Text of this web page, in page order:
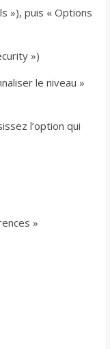
»), puis « Options
»)
le niveau »
l’option qui
»